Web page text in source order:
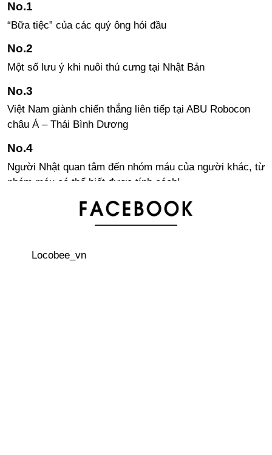
“Bữa tiệc” của các quý ông hói đầu
Một số lưu ý khi nuôi thú cưng tại Nhật Bản
Việt Nam giành chiến thắng liên tiếp tại ABU Robocon
châu Á – Thái Bình Dương
Người Nhật quan tâm đến nhóm máu của người khác, từ
nhóm máu có thể biết được tính cách!
Bảng xếp hạng thành phố “dễ sống” nhất trên thế giới
Locobee_vn